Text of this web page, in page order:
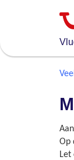
content
Op